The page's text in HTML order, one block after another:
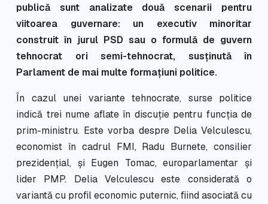
publică sunt analizate două scenarii pentru
viitoarea guvernare: un executiv minoritar
construit în jurul PSD sau o formulă de guvern
tehnocrat ori semi-tehnocrat, susținută în
Parlament de mai multe formațiuni politice.
În cazul unei variante tehnocrate, surse politice
indică trei nume aflate în discuție pentru funcția de
prim-ministru. Este vorba despre Delia Velculescu,
economist în cadrul FMI, Radu Burnete, consilier
prezidențial, și Eugen Tomac, europarlamentar și
lider PMP. Delia Velculescu este considerată o
variantă cu profil economic puternic, fiind asociată cu